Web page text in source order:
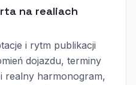
na realiach
i rytm publikacji
dojazdu, terminy
realny harmonogram,